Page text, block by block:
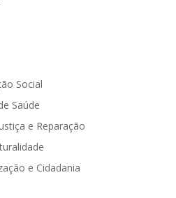
Social
Saúde
e Reparação
e Cidadania